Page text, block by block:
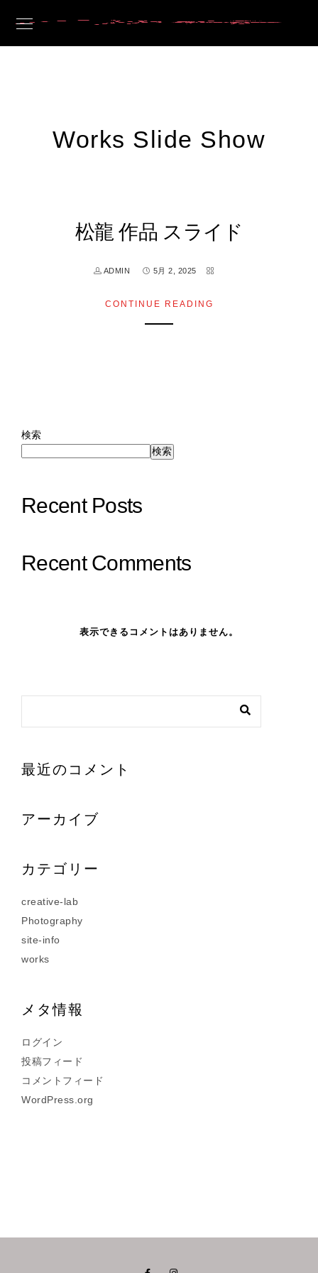
Works Slide Show
松龍 作品 スライド
ADMIN 5月 2, 2025
CONTINUE READING
検索
検索
Recent Posts
Recent Comments
表示できるコメントはありません。
最近のコメント
アーカイブ
カテゴリー
creative-lab
Photography
site-info
works
メタ情報
ログイン
投稿フィード
コメントフィード
WordPress.org